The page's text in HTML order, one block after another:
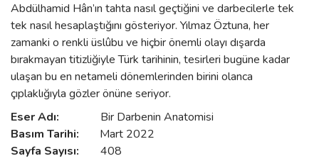
Abdülhamid Hân’ın tahta nasıl geçtiğini ve darbecilerle tek
tek nasıl hesaplaştığını gösteriyor. Yılmaz Öztuna, her
zamanki o renkli üslûbu ve hiçbir önemli olayı dışarda
bırakmayan titizliğiyle Türk tarihinin, tesirleri bugüne kadar
ulaşan bu en netameli dönemlerinden birini olanca
çıplaklığıyla gözler önüne seriyor.
Eser Adı:
Bir Darbenin Anatomisi
Basım Tarihi:
Mart 2022
Sayfa Sayısı:
408